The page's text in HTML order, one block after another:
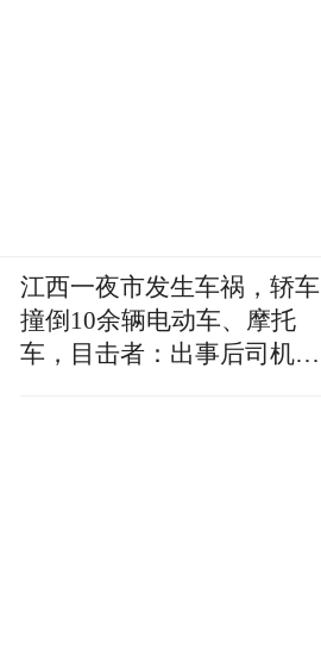
江西一夜市发生车祸，轿车
撞倒10余辆电动车、摩托
车，目击者：出事后司机一